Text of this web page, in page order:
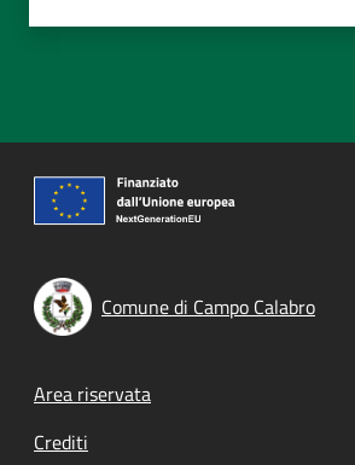
Comune di Campo Calabro
Footer menu
Area riservata
Crediti